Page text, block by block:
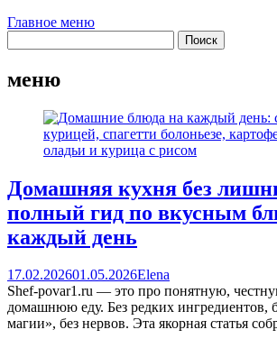
Главное меню
меню
Домашняя кухня без
полный гид по вкусным
каждый день
17.02.202601.05.2026Elena
Shef-povar1.ru — это про понятную,
домашнюю еду. Без редких ингредиентов,
магии», без нервов. Эта якорная статья